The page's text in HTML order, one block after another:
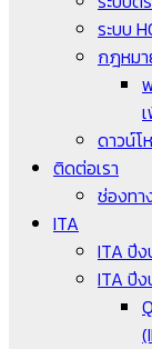
ระบบ
กฎหม
ดาวน์โ
ติดต่อเรา
ช่องทา
ITA
ITA ปี
ITA ปี